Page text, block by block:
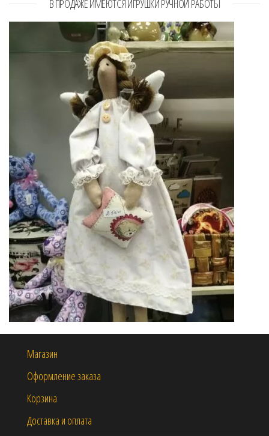
В ПРОДАЖЕ ИМЕЮТСЯ ИГРУШКИ РУЧНОЙ РАБОТЫ
Магазин
Оформление заказа
Корзина
Доставка и оплата